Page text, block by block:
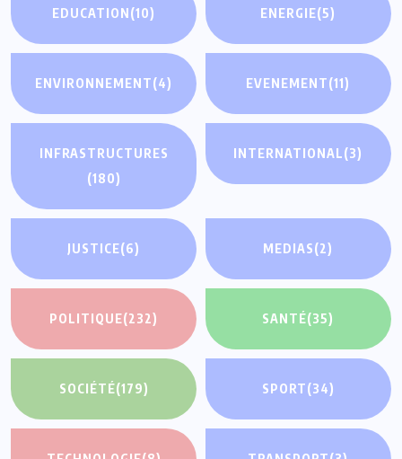
EDUCATION(10) ENERGIE(5)
ENVIRONNEMENT(4) EVENEMENT(11)
INFRASTRUCTURES
(180)
INTERNATIONAL(3)
JUSTICE(6) MEDIAS(2)
POLITIQUE(232) SANTÉ(35)
SOCIÉTÉ(179) SPORT(34)